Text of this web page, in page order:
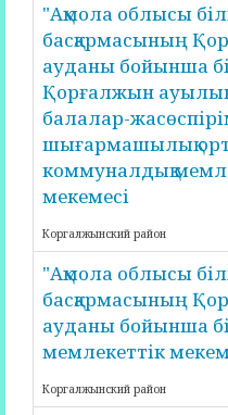
"Ақмола облысы
басқармасының
ауданы бойынша
Қорғалжын
балалар-
шығармашылық
коммуналдық
мекемесі
Коргалжынский район
"Ақмола облысы
басқармасының
ауданы бойынша
мемлекеттік
Коргалжынский район